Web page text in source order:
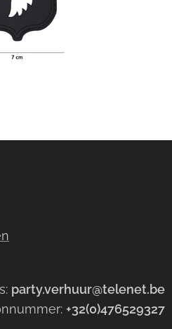
party.verhuur@telenet.be
+32(0)476529327